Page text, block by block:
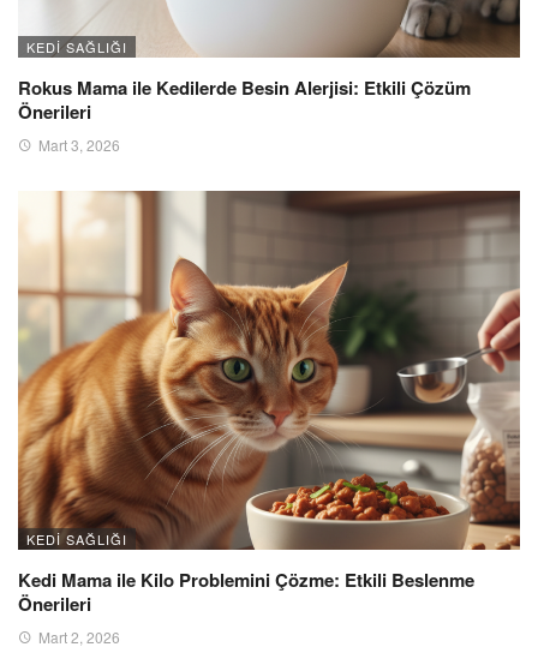
KEDI SAĞLIĞI
Rokus Mama ile Kedilerde Besin Alerjisi: Etkili Çözüm
Önerileri
Mart 3, 2026
KEDI SAĞLIĞI
Kedi Mama ile Kilo Problemini Çözme: Etkili Beslenme
Önerileri
Mart 2, 2026